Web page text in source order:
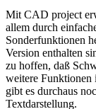
Mit CAD project
allem durch
Sonderfunktionen
Version enthalten
zu hoffen, daß
weitere Funktionen
gibt es durchaus
Textdarstellung.